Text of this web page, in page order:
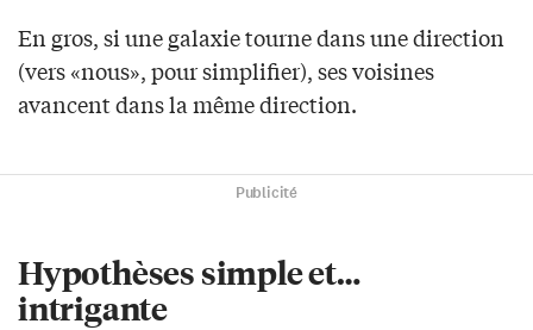
En gros, si une galaxie tourne dans une direction
(vers «nous», pour simplifier), ses voisines
avancent dans la même direction.
Publicité
Hypothèses simple et…
intrigante